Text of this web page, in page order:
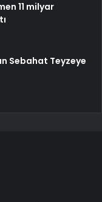
11 milyar
Sebahat Teyzeye